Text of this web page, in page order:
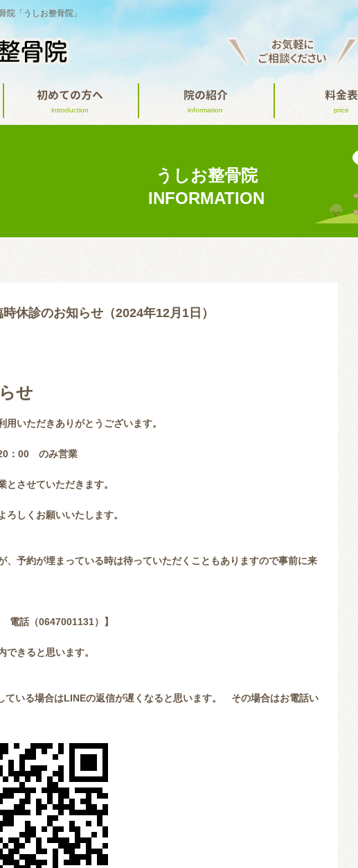
「うしお整骨院」
お気軽に
ご相談ください
初めての方へ
introduction
院の紹介
information
料金表
price
うしお整骨院
INFORMATION
時休診のお知らせ（2024年12月1日）
せ
用いただきありがとうございます。
：00 のみ営業
させていただきます。
ろしくお願いいたします。
、予約が埋まっている時は待っていただくこともありますので事前に来
話（0647001131）】
できると思います。
ている場合はLINEの返信が遅くなると思います。 その場合はお電話い